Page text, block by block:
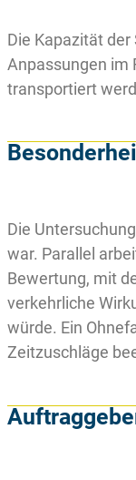
Die Kapazität
Anpassungen im
transportiert
Die
war. Parallel
Bewertung, mit
verkehrliche
würde. Ein
Zeitzuschläge